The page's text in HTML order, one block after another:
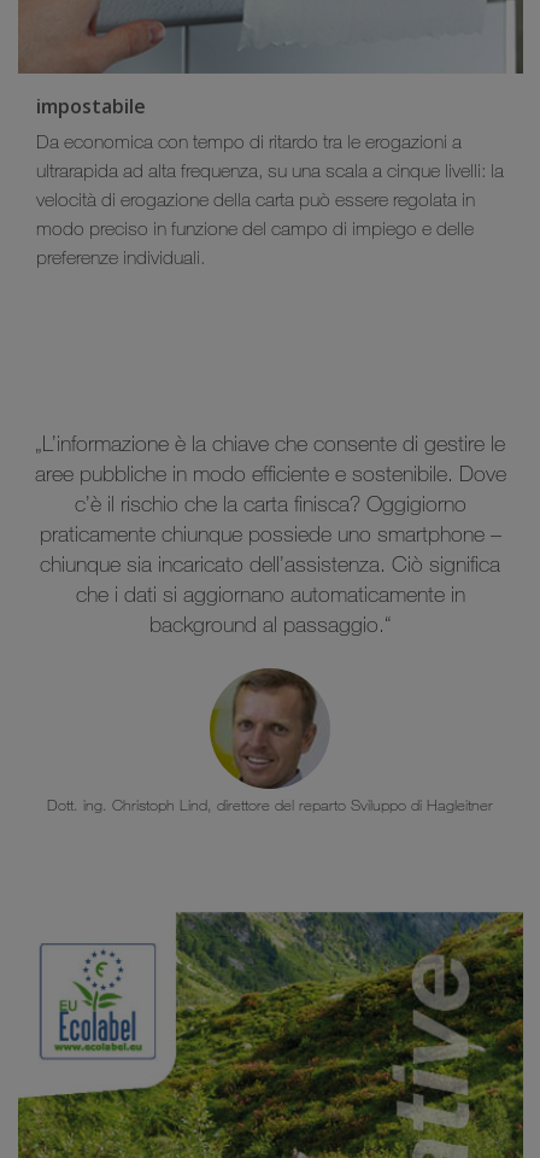
impostabile
Da economica con tempo di ritardo tra le erogazioni a
ultrarapida ad alta frequenza, su una scala a cinque livelli: la
velocità di erogazione della carta può essere regolata in
modo preciso in funzione del campo di impiego e delle
preferenze individuali.
„L’informazione è la chiave che consente di gestire le
aree pubbliche in modo efficiente e sostenibile. Dove
c’è il rischio che la carta finisca? Oggigiorno
praticamente chiunque possiede uno smartphone –
chiunque sia incaricato dell’assistenza. Ciò significa
che i dati si aggiornano automaticamente in
background al passaggio.“
Dott. ing. Christoph Lind, direttore del reparto Sviluppo di Hagleitner